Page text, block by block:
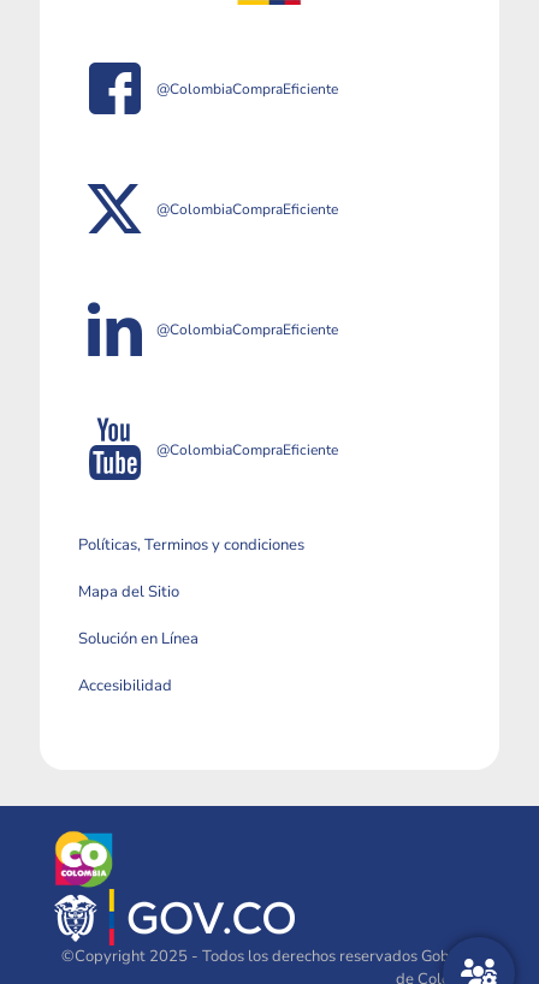
@ColombiaCompraEficiente
@ColombiaCompraEficiente
@ColombiaCompraEficiente
@ColombiaCompraEficiente
Políticas, Terminos y condiciones
Mapa del Sitio
Solución en Línea
Accesibilidad
©Copyright 2025 - Todos los derechos reservados Gobierno